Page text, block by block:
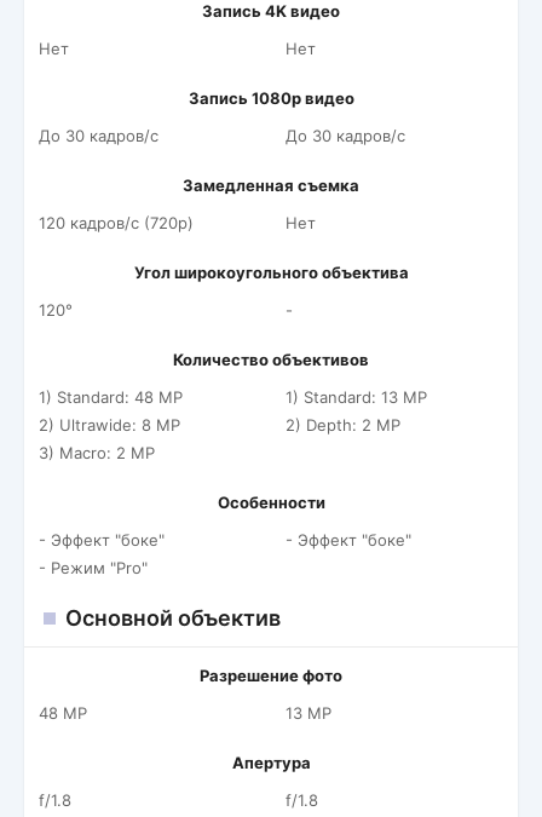
Запись 4K видео
Нет
Нет
Запись 1080p видео
До 30 кадров/c
До 30 кадров/c
Замедленная съемка
120 кадров/c (720p)
Нет
Угол широкоугольного объектива
120°
-
Количество объективов
1) Standard: 48 MP
2) Ultrawide: 8 MP
3) Macro: 2 MP
1) Standard: 13 MP
2) Depth: 2 MP
Особенности
- Эффект "боке"
- Режим "Pro"
- Эффект "боке"
Основной объектив
Разрешение фото
48 MP
13 MP
Апертура
f/1.8
f/1.8